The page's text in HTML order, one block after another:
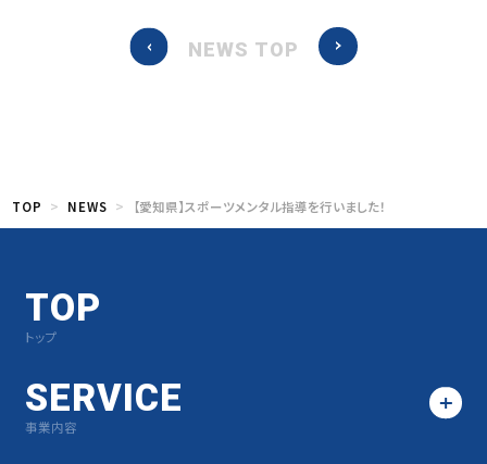
NEWS TOP
TOP NEWS 【愛知県】スポーツメンタル指導を行いました！
TOP
トップ
SERVICE
事業内容